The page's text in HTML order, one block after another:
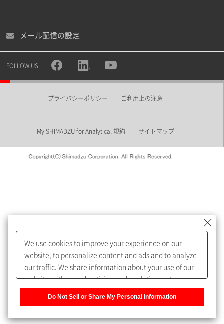
所属部署
めします。
My SHIMADZU for Analyticalへ登録いただくと、技術情報や
取扱説明書・Webinarなどの閲覧ができます。
うになります。
メール配信の設定
FOLLOW US
プライバシーポリシー ご利用上の注意
My SHIMADZU for Analytical 規約 サイトマップ
We use cookies to improve your experience on our
website, to personalize content and ads and to analyze
our traffic. We share information about your use of our
website with our advertising and analytics partners,
Do Not Sell or Share My Personal Information